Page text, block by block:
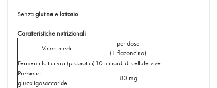
Senzaglutinee lattosio.
Caratteristiche nutrizionali
Valori medi
per dose
(1 flaconcino)
Fermenti lattici vivi (probiotici) 10 miliardi di cellule vive
Prebiotici
glucoligosaccaride
80 mg